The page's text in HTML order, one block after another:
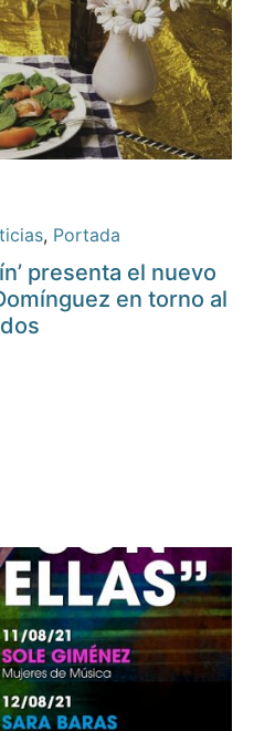
, Portada
presenta el nuevo
en torno al